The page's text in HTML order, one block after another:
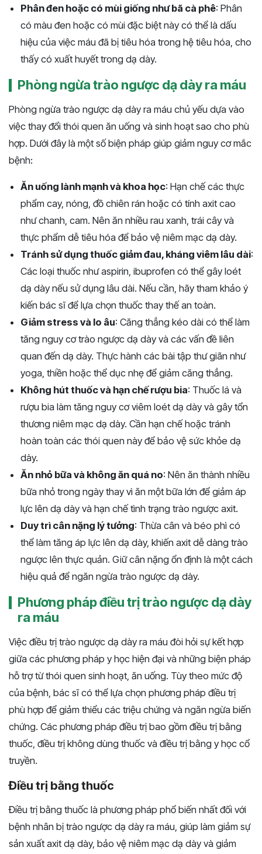
Phân đen hoặc có mùi giống như bã cà phê: Phân
có màu đen hoặc có mùi đặc biệt này có thể là dấu
hiệu của việc máu đã bị tiêu hóa trong hệ tiêu hóa, cho
thấy có xuất huyết trong dạ dày.
Phòng ngừa trào ngược dạ dày ra máu
Phòng ngừa trào ngược dạ dày ra máu chủ yếu dựa vào
việc thay đổi thói quen ăn uống và sinh hoạt sao cho phù
hợp. Dưới đây là một số biện pháp giúp giảm nguy cơ mắc
bệnh:
Ăn uống lành mạnh và khoa học: Hạn chế các thực
phẩm cay, nóng, đồ chiên rán hoặc có tính axit cao
như chanh, cam. Nên ăn nhiều rau xanh, trái cây và
thực phẩm dễ tiêu hóa để bảo vệ niêm mạc dạ dày.
Tránh sử dụng thuốc giảm đau, kháng viêm lâu dài:
Các loại thuốc như aspirin, ibuprofen có thể gây loét
dạ dày nếu sử dụng lâu dài. Nếu cần, hãy tham khảo ý
kiến bác sĩ để lựa chọn thuốc thay thế an toàn.
Giảm stress và lo âu: Căng thẳng kéo dài có thể làm
tăng nguy cơ trào ngược dạ dày và các vấn đề liên
quan đến dạ dày. Thực hành các bài tập thư giãn như
yoga, thiền hoặc thể dục nhẹ để giảm căng thẳng.
Không hút thuốc và hạn chế rượu bia: Thuốc lá và
rượu bia làm tăng nguy cơ viêm loét dạ dày và gây tổn
thương niêm mạc dạ dày. Cần hạn chế hoặc tránh
hoàn toàn các thói quen này để bảo vệ sức khỏe dạ
dày.
Ăn nhỏ bữa và không ăn quá no: Nên ăn thành nhiều
bữa nhỏ trong ngày thay vì ăn một bữa lớn để giảm áp
lực lên dạ dày và hạn chế tình trạng trào ngược axit.
Duy trì cân nặng lý tưởng: Thừa cân và béo phì có
thể làm tăng áp lực lên dạ dày, khiến axit dễ dàng trào
ngược lên thực quản. Giữ cân nặng ổn định là một cách
hiệu quả để ngăn ngừa trào ngược dạ dày.
Phương pháp điều trị trào ngược dạ dày
ra máu
Việc điều trị trào ngược dạ dày ra máu đòi hỏi sự kết hợp
giữa các phương pháp y học hiện đại và những biện pháp
hỗ trợ từ thói quen sinh hoạt, ăn uống. Tùy theo mức độ
của bệnh, bác sĩ có thể lựa chọn phương pháp điều trị
phù hợp để giảm thiểu các triệu chứng và ngăn ngừa biến
chứng. Các phương pháp điều trị bao gồm điều trị bằng
thuốc, điều trị không dùng thuốc và điều trị bằng y học cổ
truyền.
Điều trị bằng thuốc
Điều trị bằng thuốc là phương pháp phổ biến nhất đối với
bệnh nhân bị trào ngược dạ dày ra máu, giúp làm giảm sự
sản xuất axit dạ dày, bảo vệ niêm mạc dạ dày và giảm